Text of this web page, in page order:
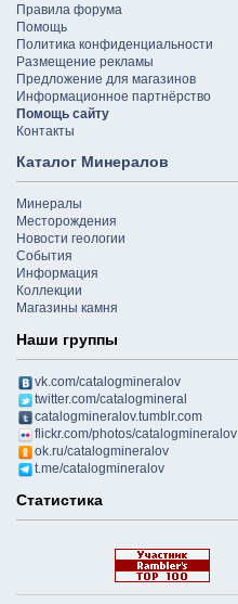
Правила форума
Помощь
Политика конфиденциальности
Размещение рекламы
Предложение для магазинов
Информационное партнёрство
Помощь сайту
Контакты
Каталог Минералов
Минералы
Месторождения
Новости геологии
События
Информация
Коллекции
Магазины камня
Наши группы
vk.com/catalogmineralov
twitter.com/catalogmineral
catalogmineralov.tumblr.com
flickr.com/photos/catalogmineralov
ok.ru/catalogmineralov
t.me/catalogmineralov
Статистика